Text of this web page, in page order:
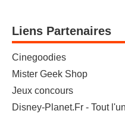
Liens Partenaires
Cinegoodies
Mister Geek Shop
Jeux concours
Disney-Planet.Fr - Tout